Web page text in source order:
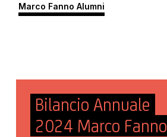
Marco Fanno Alumni
Bilancio Annuale
2024 Marco Fanno